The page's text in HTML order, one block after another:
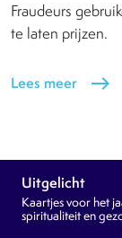
Fraudeurs
te laten prijzen.
Lees meer east
Uitgelicht
Kaartjes voor het
spiritualiteit en